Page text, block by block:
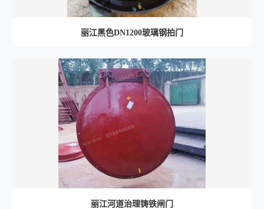
丽江黑色DN1200玻璃钢拍门
丽江河道治理铸铁闸门